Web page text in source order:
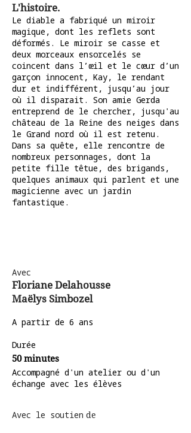
L'histoire.
Le diable a fabriqué un miroir
magique, dont les reflets sont
déformés. Le miroir se casse et
deux morceaux ensorcelés se
coincent dans l’œil et le cœur d’un
garçon innocent, Kay, le rendant
dur et indifférent, jusqu’au jour
où il disparait. Son amie Gerda
entreprend de le chercher, jusqu'au
château de la Reine des neiges dans
le Grand nord où il est retenu.
Dans sa quête, elle rencontre de
nombreux personnages, dont la
petite fille têtue, des brigands,
quelques animaux qui parlent et une
magicienne avec un jardin
fantastique.
Avec
Floriane Delahousse
Maëlys Simbozel
A partir de 6 ans
Durée
50 minutes
Accompagné d'un atelier ou d'un
échange avec les élèves
Avec le soutien de